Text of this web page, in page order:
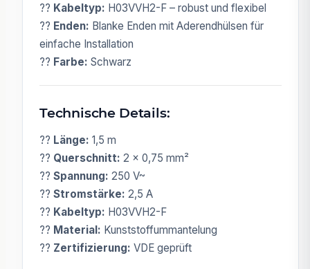
?? Kabeltyp: H03VVH2-F – robust und flexibel
?? Enden: Blanke Enden mit Aderendhülsen für
einfache Installation
?? Farbe: Schwarz
Technische Details:
?? Länge: 1,5 m
?? Querschnitt: 2 x 0,75 mm²
?? Spannung: 250 V~
?? Stromstärke: 2,5 A
?? Kabeltyp: H03VVH2-F
?? Material: Kunststoffummantelung
?? Zertifizierung: VDE geprüft